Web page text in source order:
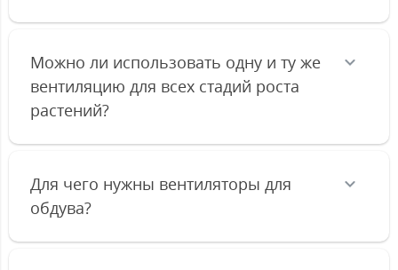
Можно ли использовать одну и ту же
вентиляцию для всех стадий роста
растений?
Для чего нужны вентиляторы для
обдува?